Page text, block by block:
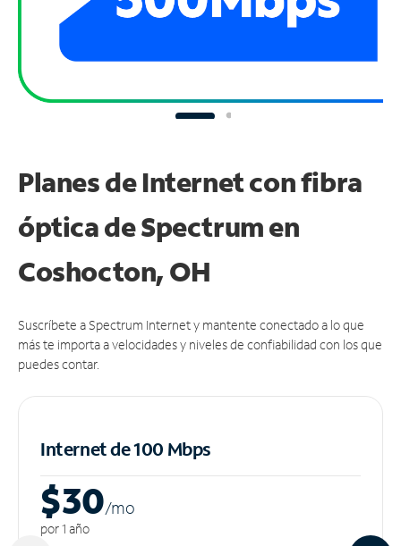
Planes de Internet con fibra
óptica de Spectrum en
Coshocton, OH
Suscríbete a Spectrum Internet y mantente conectado a lo que
más te importa a velocidades y niveles de confiabilidad con los que
puedes contar.
Internet de 100 Mbps
$30/mo
por 1 año